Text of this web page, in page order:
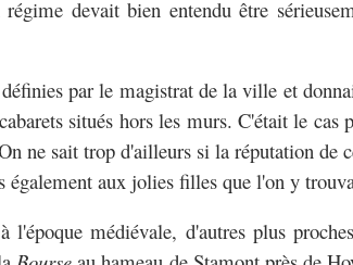
devait bien entendu être
par le magistrat de laville et
situés hors les murs. C'était le cas
ne sait trop d'ailleurs si la réputation de
également aux jolies filles que l'on y
l'époque médiévale, d'autres plus